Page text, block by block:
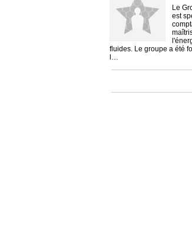
Le
est
fluides. Le groupe a été
l…